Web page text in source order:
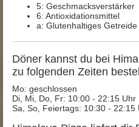
5: Geschmacksverstärker
6: Antioxidationsmittel
a: Glutenhaltiges Getreide
Döner kannst du bei
zu folgenden Zeiten
Mo: geschlossen
Di, Mi, Do, Fr: 10:00 - 22:15 Uhr
Sa, So, Feiertags: 10:30 - 22:15